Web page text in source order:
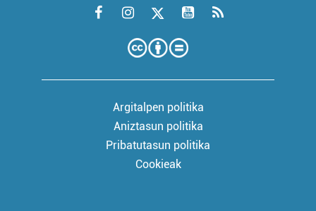
Argitalpen politika
Aniztasun politika
Pribatutasun politika
Cookieak